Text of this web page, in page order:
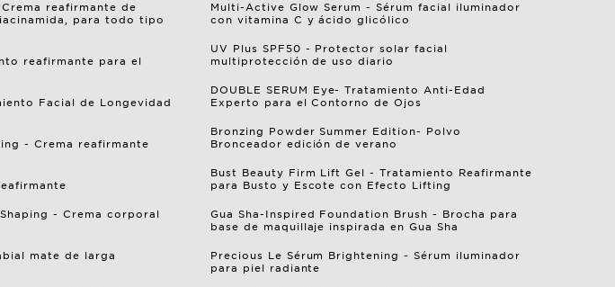
reafirmante de
para todo tipo
reafirmante para el
Facial de Longevidad
- Crema reafirmante
- Crema corporal
mate de larga
Multi-Active Glow Serum - Sérum facial iluminador
con vitamina C y ácido glicólico
UV Plus SPF50 - Protector solar facial
multiprotección de uso diario
DOUBLE SERUM Eye- Tratamiento Anti-Edad
Experto para el Contorno de Ojos
Bronzing Powder Summer Edition- Polvo
Bronceador edición de verano
Bust Beauty Firm Lift Gel - Tratamiento Reafirmante
para Busto y Escote con Efecto Lifting
Gua Sha-Inspired Foundation Brush - Brocha para
base de maquillaje inspirada en Gua Sha
Precious Le Sérum Brightening - Sérum iluminador
para piel radiante